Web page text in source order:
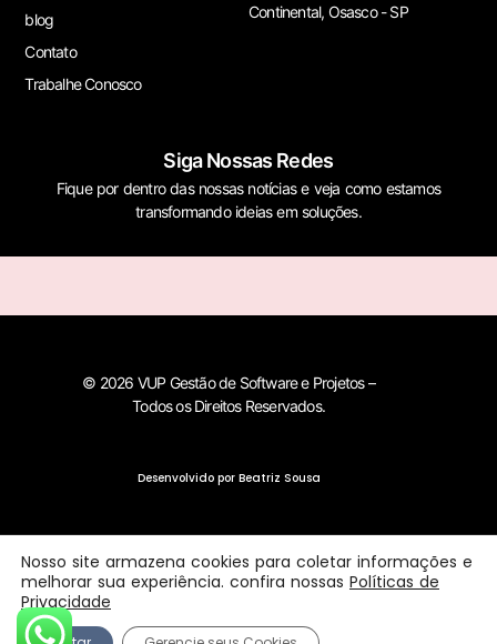
blog
Contato
Trabalhe Conosco
Continental, Osasco - SP
Siga Nossas Redes
Fique por dentro das nossas notícias e veja como estamos
transformando ideias em soluções.
© 2026 VUP Gestão de Software e Projetos –
Todos os Direitos Reservados.
Desenvolvido por Beatriz Sousa
Nosso site armazena cookies para coletar informações e
melhorar sua experiência. confira nossas Políticas de
Privacidade